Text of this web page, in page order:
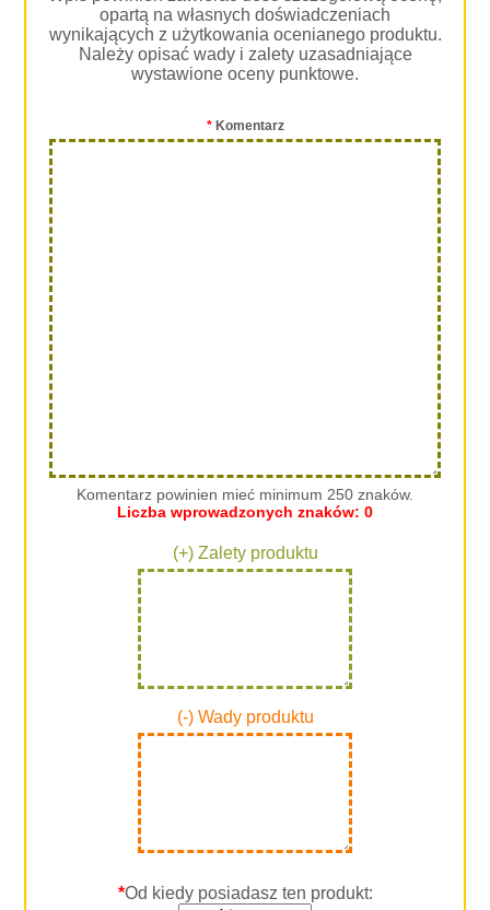
opartą na własnych doświadczeniach
wynikających z użytkowania ocenianego produktu.
Należy opisać wady i zalety uzasadniające
wystawione oceny punktowe.
*Komentarz
Komentarz powinien mieć minimum 250 znaków.
Liczba wprowadzonych znaków: 0
(+) Zalety produktu
(-) Wady produktu
*Od kiedy posiadasz ten produkt: